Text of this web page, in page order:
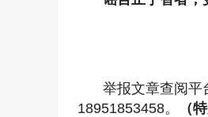
举报文章查阅平
18951853458。
（